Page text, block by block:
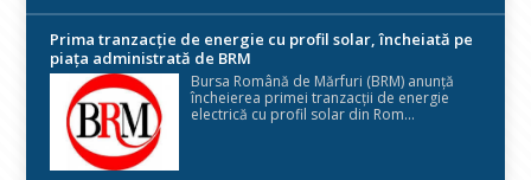
Prima tranzacție de energie cu profil solar, încheiată pe
piața administrată de BRM
Bursa Română de Mărfuri (BRM) anunță
încheierea primei tranzacții de energie
electrică cu profil solar din Rom...